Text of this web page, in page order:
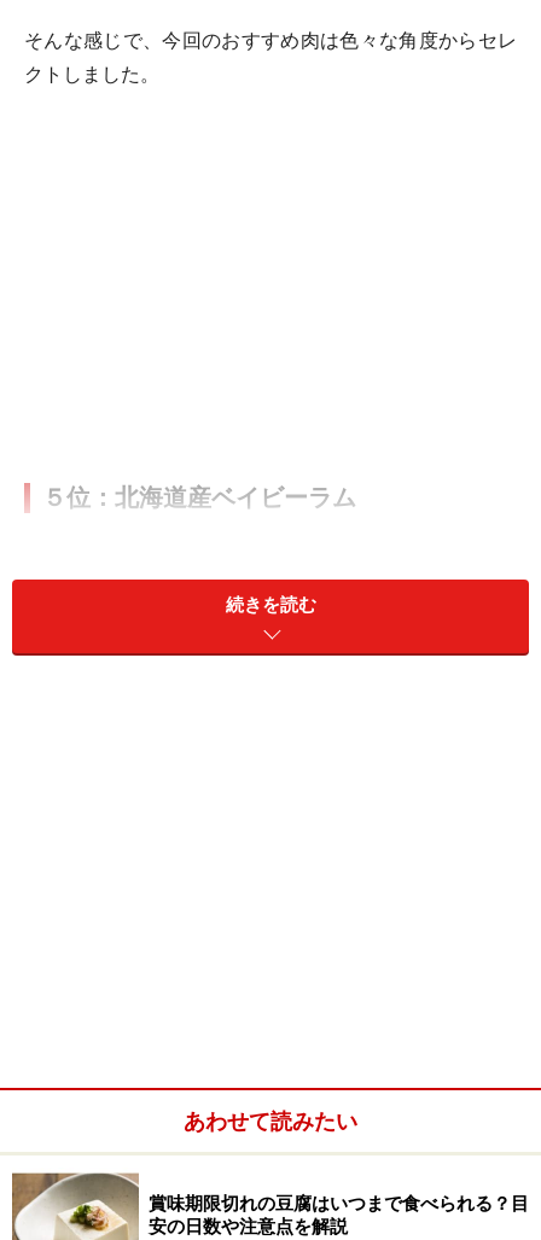
そんな感じで、今回のおすすめ肉は色々な角度からセレ
クトしました。
５位：北海道産ベイビーラム
を純粋に楽しむという点では、北海道産のラム、それも
ベイビーラムが一押しです。
特にチルドの北海道産ベイビーラムはジューシーで香り
も上品。
続きを読む
あわせて読みたい
賞味期限切れの豆腐はいつまで食べられる？目
安の日数や注意点を解説